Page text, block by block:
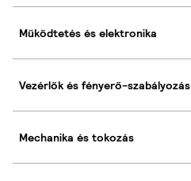
Működtetés és elektronika
Vezérlők és fényerő-szabályozás
Mechanika és tokozás